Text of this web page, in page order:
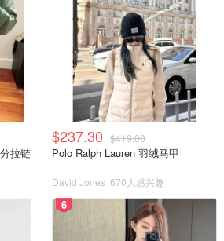
卫衣 四分拉链
$237.30 $419.00
Polo Ralph Lauren 羽绒马甲
David Jones 670人感兴趣
6